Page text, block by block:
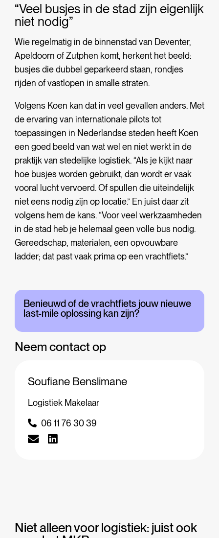
“Veel busjes in de stad zijn eigenlijk
niet nodig”
Wie regelmatig in de binnenstad van Deventer,
Apeldoorn of Zutphen komt, herkent het beeld:
busjes die dubbel geparkeerd staan, rondjes
rijden of vastlopen in smalle straten.
Volgens Koen kan dat in veel gevallen anders. Met
de ervaring van internationale pilots tot
toepassingen in Nederlandse steden heeft Koen
een goed beeld van wat wel en niet werkt in de
praktijk van stedelijke logistiek. “Als je kijkt naar
hoe busjes worden gebruikt, dan wordt er vaak
vooral lucht vervoerd. Of spullen die uiteindelijk
niet eens nodig zijn op locatie.” En juist daar zit
volgens hem de kans. “Voor veel werkzaamheden
in de stad heb je helemaal geen volle bus nodig.
Gereedschap, materialen, een opvouwbare
ladder; dat past vaak prima op een vrachtfiets.”
Benieuwd of de vrachtfiets jouw nieuwe
last-mile oplossing kan zijn?
Neem contact op
Soufiane Benslimane
Logistiek Makelaar
06 11 76 30 39
Niet alleen voor logistiek: juist ook